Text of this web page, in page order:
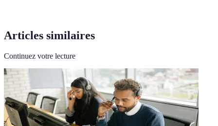
Articles similaires
Continuez votre lecture